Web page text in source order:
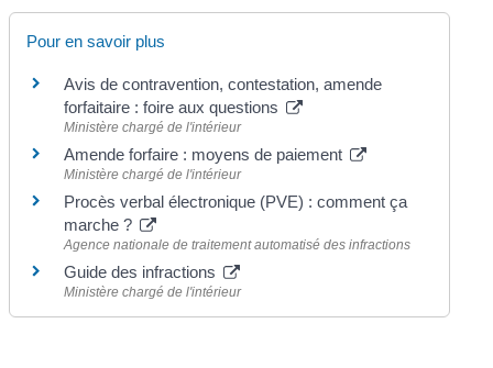
Pour en savoir plus
Avis de contravention, contestation, amende
forfaitaire : foire aux questions
Ministère chargé de l'intérieur
Amende forfaire : moyens de paiement
Ministère chargé de l'intérieur
Procès verbal électronique (PVE) : comment ça
marche ?
Agence nationale de traitement automatisé des infractions
Guide des infractions
Ministère chargé de l'intérieur